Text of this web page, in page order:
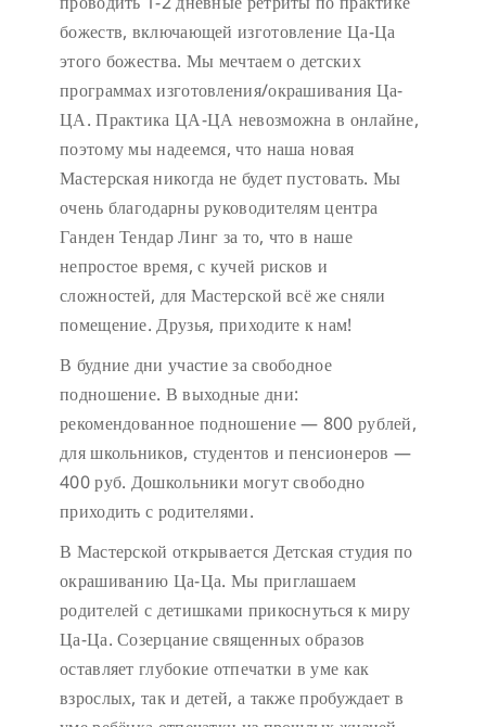
божеств, включающей изготовление Ца-Ца
этого божества. Мы мечтаем о детских
программах изготовления/окрашивания Ца-
ЦА. Практика ЦА-ЦА невозможна в онлайне,
поэтому мы надеемся, что наша новая
Мастерская никогда не будет пустовать. Мы
очень благодарны руководителям центра
Ганден Тендар Линг за то, что в наше
непростое время, с кучей рисков и
сложностей, для Мастерской всё же сняли
помещение. Друзья, приходите к нам!
В будние дни участие за свободное
подношение. В выходные дни:
рекомендованное подношение — 800 рублей,
для школьников, студентов и пенсионеров —
400 руб. Дошкольники могут свободно
приходить с родителями.
В Мастерской открывается Детская студия по
окрашиванию Ца-Ца. Мы приглашаем
родителей с детишками прикоснуться к миру
Ца-Ца. Созерцание священных образов
оставляет глубокие отпечатки в уме как
взрослых, так и детей, а также пробуждает в